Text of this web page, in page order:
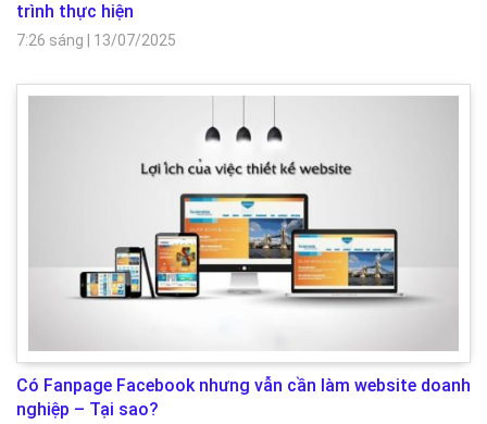
trình thực hiện
7:26 sáng 13/07/2025
Có Fanpage Facebook nhưng vẫn cần làm website doanh
nghiệp – Tại sao?